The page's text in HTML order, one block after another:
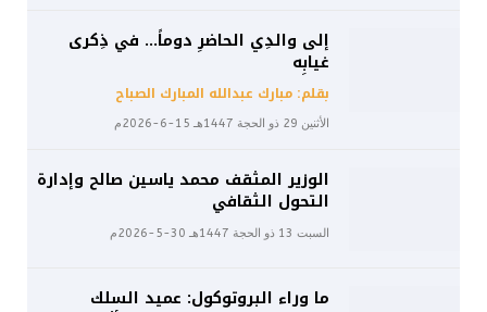
إلى والدِي الحاضرِ دوماً… في ذِكرى
غيابِه
بقلم: مبارك عبدالله المبارك الصباح
الأثنين 29 ذو الحجة 1447هـ 15-6-2026م
الوزير المثقف محمد ياسين صالح وإدارة
التحول الثقافي
السبت 13 ذو الحجة 1447هـ 30-5-2026م
ما وراء البروتوكول: عميد السلك